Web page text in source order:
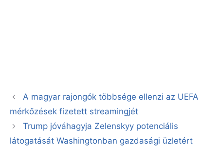
A magyar rajongók többsége ellenzi az UEFA
mérkőzések fizetett streamingjét
Trump jóváhagyja Zelenskyy potenciális
látogatását Washingtonban gazdasági üzletért